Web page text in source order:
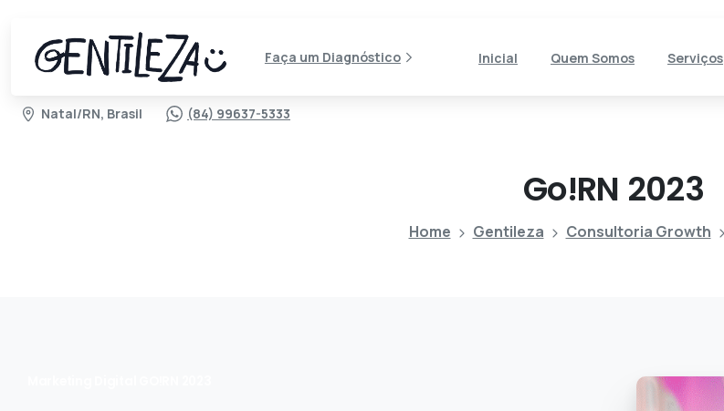
Faça um Diagnóstico Inicial Quem Somos Serviços
Natal/RN, Brasil (84) 99637-5333
Go!RN 2023
Home Gentileza Consultoria Growth